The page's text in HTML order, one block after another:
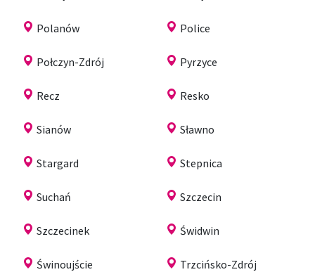
Polanów Police
Połczyn-Zdrój Pyrzyce
Recz Resko
Sianów Sławno
Stargard Stepnica
Suchań Szczecin
Szczecinek Świdwin
Świnoujście Trzcińsko-Zdrój